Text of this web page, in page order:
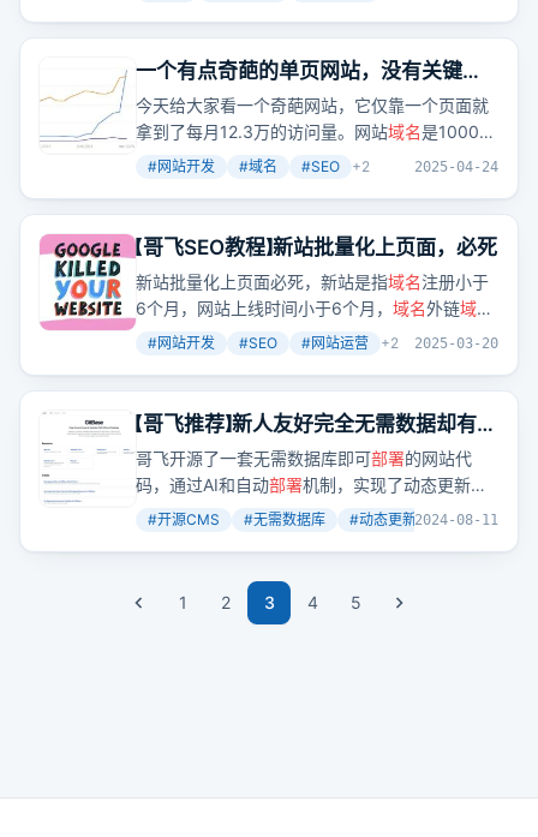
果的一个长久之策。
一个有点奇葩的单页网站，没有关键词
密度也能拿到谷歌排名
今天给大家看一个奇葩网站，它仅靠一个页面就
拿到了每月12.3万的访问量。网站域名是1000个
随机名字，页面随机显示1000个英文名字。它的
然获得了谷歌的流量。哥飞解释说，这是因为网
站宣称是做随机英文名的，并且在页面里列出了
很多英文名，满足了用户需求。哥飞还推荐新人
做网站时，先从关键词域名开始做起。
#网站开发 #域名 #SEO +2 2025-04-24
【哥飞SEO教程】新站批量化上页面，必死
新站批量化上页面必死，新站是指域名注册小于
6个月，网站上线时间小于6个月， 域名外链域名
数量小于100个，DR小于40，网站被谷歌收录且
站，不应该用程序化的方式，自动批量化发布新
页面。而什么样的站，适合批量上页面呢？如果
你的站，上面四个条件都不符合，那么可以试着
开始做一做。注意，是试着开始做，也就是慢慢
来，先少量的上页面，而不是让你第一天就几百
几千个页面。
#网站开发 #SEO #网站运营 +2 2025-03-20
【哥飞推荐】新人友好完全无需数据却有管
理后台，可以动态更新网站内容的开源
CMS
哥飞开源了一套无需数据库即可部署的网站代
码，通过AI和自动部署机制，实现了动态更新网
站内容。
#开源CMS #无需数据库 #动态更新 +2
2024-08-11
1 2 3 4 5